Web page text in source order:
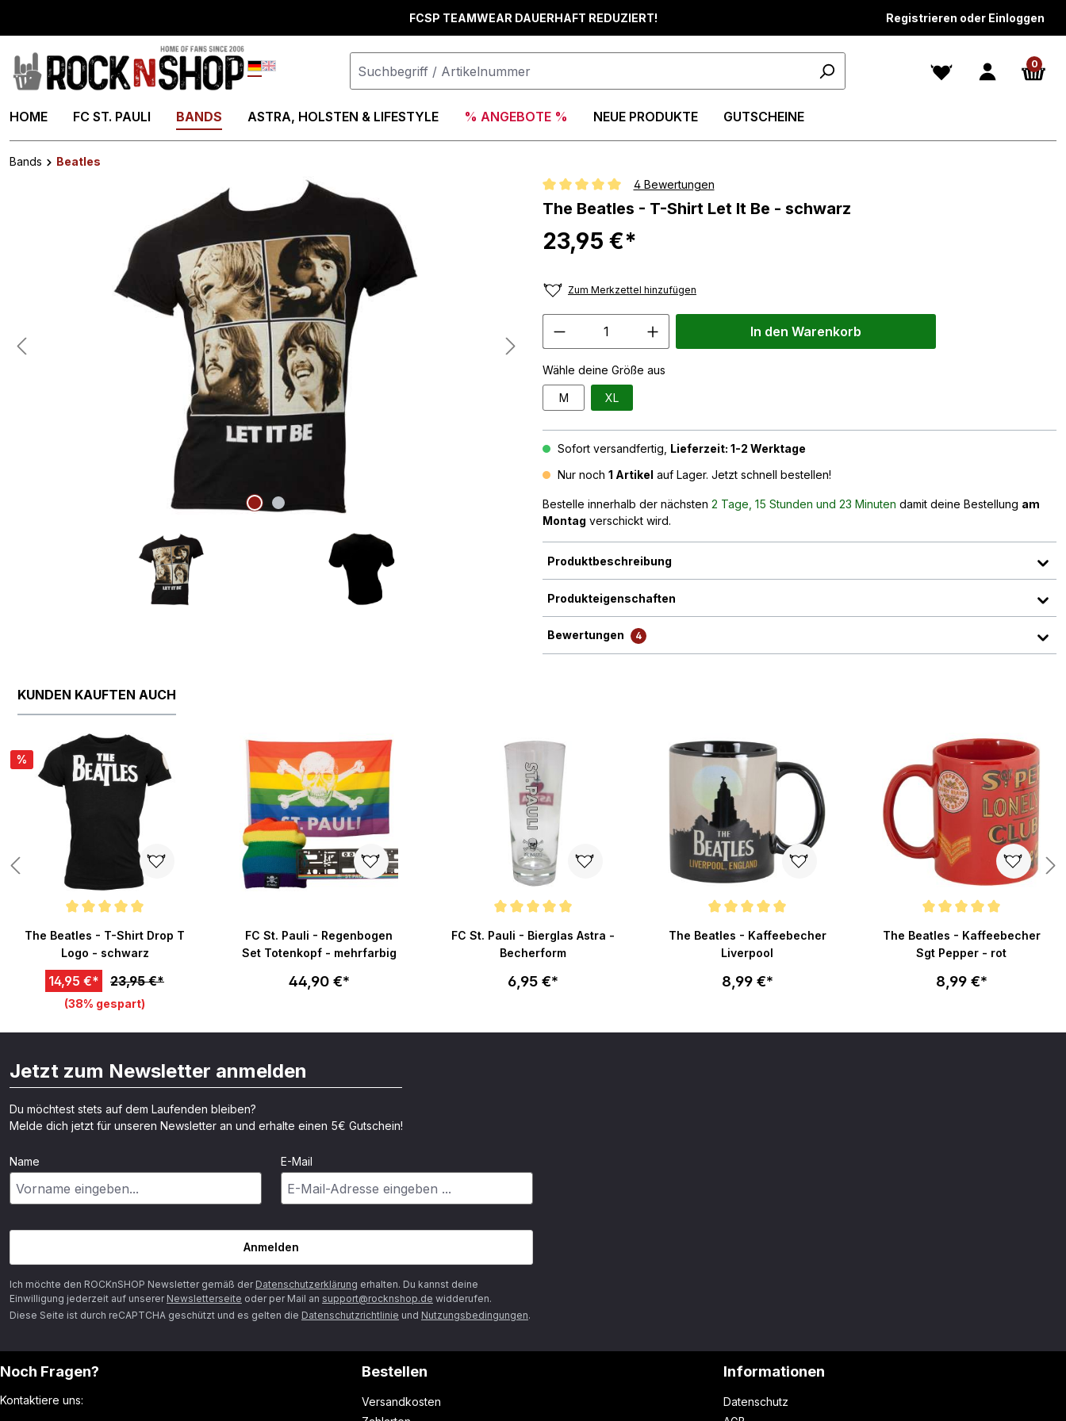
FCSP TEAMWEAR DAUERHAFT REDUZIERT! Registrieren oder Einloggen
Deutsch 0
HOME FC ST. PAULI BANDS ASTRA, HOLSTEN & LIFESTYLE % ANGEBOTE % NEUE PRODUKTE GUTSCHEINE
Bands
Beatles
Durchschnittliche Bewertung von 5 von 5 Sternen
4 Bewertungen
The Beatles - T-Shirt Let It Be - schwarz
23,95 €*
Zum Merkzettel hinzufügen
Wähle deine Größe aus
M XL
In den Warenkorb
Sofort versandfertig, Lieferzeit: 1-2 Werktage
Nur noch 1 Artikel auf Lager. Jetzt schnell bestellen!
Bestelle innerhalb der nächsten 2 Tage, 15 Stunden und 23 Minuten damit deine Bestellung am
Montag verschickt wird.
Produktbeschreibung
Produkteigenschaften
Bewertungen 4
KUNDEN KAUFTEN AUCH
%
The Beatles - T-Shirt Drop T
Logo - schwarz
14,95 €* 23,95 €*
(38% gespart)
FC St. Pauli - Regenbogen
Set Totenkopf - mehrfarbig
44,90 €*
FC St. Pauli - Bierglas Astra -
Becherform
6,95 €*
The Beatles - Kaffeebecher
Liverpool
8,99 €*
The Beatles - Kaffeebecher
Sgt Pepper - rot
8,99 €*
Jetzt zum Newsletter anmelden
Du möchtest stets auf dem Laufenden bleiben?
Melde dich jetzt für unseren Newsletter an und erhalte einen 5€ Gutschein!
Name E-Mail
Anmelden
Ich möchte den ROCKnSHOP Newsletter gemäß der Datenschutzerklärung erhalten. Du kannst deine
Einwilligung jederzeit auf unserer Newsletterseite oder per Mail an support@rocknshop.de widderufen.
Diese Seite ist durch reCAPTCHA geschützt und es gelten die Datenschutzrichtlinie und Nutzungsbedingungen.
Noch Fragen?
Kontaktiere uns:
Bestellen
Versandkosten
Informationen
Datenschutz